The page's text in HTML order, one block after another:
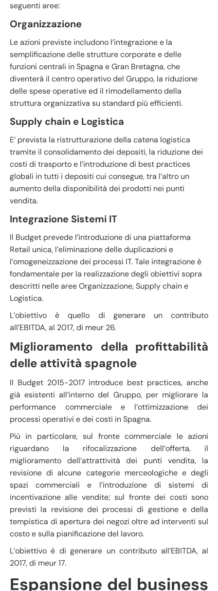
seguenti aree:
Organizzazione
Le azioni previste includono l’integrazione e la
semplificazione delle strutture corporate e delle
funzioni centrali in Spagna e Gran Bretagna, che
diventerà il centro operativo del Gruppo, la riduzione
delle spese operative ed il rimodellamento della
struttura organizzativa su standard più efficienti.
Supply chain e Logistica
E’ prevista la ristrutturazione della catena logistica
tramite il consolidamento dei depositi, la riduzione dei
costi di trasporto e l’introduzione di best practices
globali in tutti i depositi cui consegue, tra l’altro un
aumento della disponibilità dei prodotti nei punti
vendita.
Integrazione Sistemi IT
ll Budget prevede l’introduzione di una piattaforma
Retail unica, l’eliminazione delle duplicazioni e
l’omogeneizzazione dei processi IT. Tale integrazione è
fondamentale per la realizzazione degli obiettivi sopra
descritti nelle aree Organizzazione, Supply chain e
Logistica.
L’obiettivo è quello di generare un contributo
all’EBITDA, al 2017, di meur 26.
Miglioramento della profittabilità
delle attività spagnole
Il Budget 2015-2017 introduce best practices, anche
già esistenti all’interno del Gruppo, per migliorare la
performance commerciale e l’ottimizzazione dei
processi operativi e dei costi in Spagna.
Più in particolare, sul fronte commerciale le azioni
riguardano la rifocalizzazione dell’offerta, il
miglioramento dell’attrattività dei punti vendita, la
revisione di alcune categorie merceologiche e degli
spazi commerciali e l’introduzione di sistemi di
incentivazione alle vendite; sul fronte dei costi sono
previsti la revisione dei processi di gestione e della
tempistica di apertura dei negozi oltre ad interventi sul
costo e sulla pianificazione del lavoro.
L’obiettivo è di generare un contributo all’EBITDA, al
2017, di meur 17.
Espansione del business